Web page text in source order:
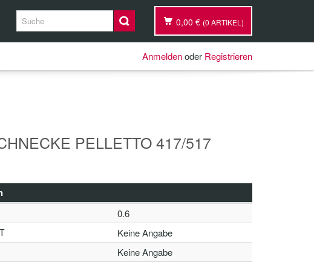
0,00 € (0 ARTIKEL)
Anmeldenoder Registrieren
PELLETTO 417/517
0.6
Keine Angabe
Keine Angabe